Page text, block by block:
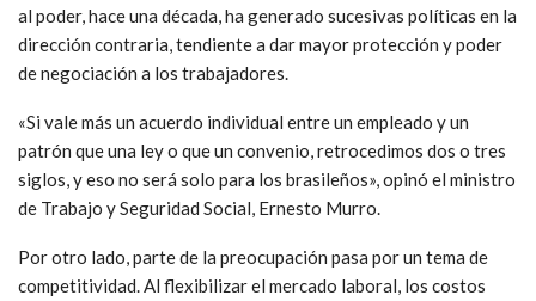
al poder, hace una década, ha generado sucesivas políticas en la
dirección contraria, tendiente a dar mayor protección y poder
de negociación a los trabajadores.
«Si vale más un acuerdo individual entre un empleado y un
patrón que una ley o que un convenio, retrocedimos dos o tres
siglos, y eso no será solo para los brasileños», opinó el ministro
de Trabajo y Seguridad Social, Ernesto Murro.
Por otro lado, parte de la preocupación pasa por un tema de
competitividad. Al flexibilizar el mercado laboral, los costos